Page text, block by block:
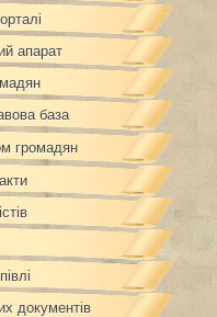
апарат
база
громадян
документів